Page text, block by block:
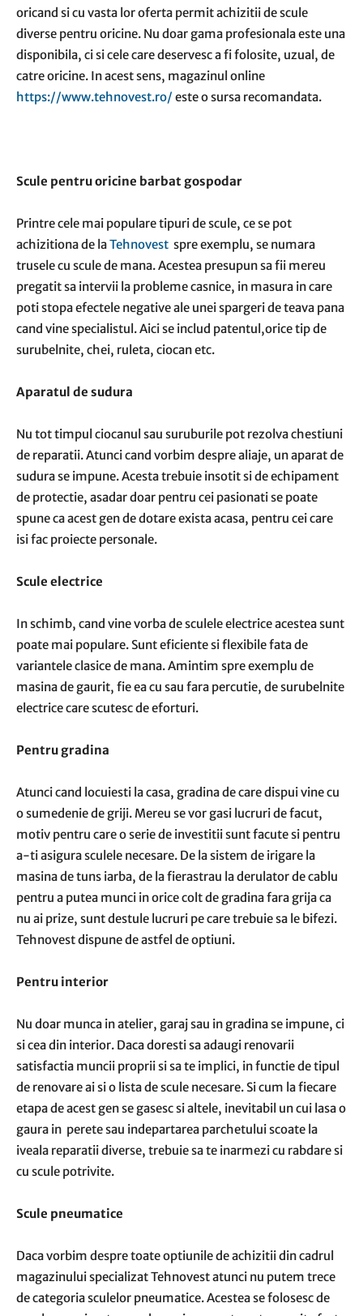
oricand si cu vasta lor oferta permit achizitii de scule
diverse pentru oricine. Nu doar gama profesionala este una
disponibila, ci si cele care deservesc a fi folosite, uzual, de
catre oricine. In acest sens, magazinul online
https://www.tehnovest.ro/ este o sursa recomandata.
Scule pentru oricine barbat gospodar
Printre cele mai populare tipuri de scule, ce se pot
achizitiona de laTehnovest spre exemplu, se numara
trusele cu scule de mana. Acestea presupun sa fii mereu
pregatit sa intervii la probleme casnice, in masura in care
poti stopa efectele negative ale unei spargeri de teava pana
cand vine specialistul. Aici se includ patentul,orice tip de
surubelnite, chei, ruleta, ciocan etc.
Aparatul de sudura
Nu tot timpul ciocanul sau suruburile pot rezolva chestiuni
de reparatii. Atunci cand vorbim despre aliaje, un aparat de
sudura se impune. Acesta trebuie insotit si de echipament
de protectie, asadar doar pentru cei pasionati se poate
spune ca acest gen de dotare exista acasa, pentru cei care
isi fac proiecte personale.
Scule electrice
In schimb, cand vine vorba de sculele electrice acestea sunt
poate mai populare. Sunt eficiente si flexibile fata de
variantele clasice de mana. Amintim spre exemplu de
masina de gaurit, fie ea cu sau fara percutie, de surubelnite
electrice care scutesc de eforturi.
Pentru gradina
Atunci cand locuiesti la casa, gradina de care dispui vine cu
o sumedenie de griji. Mereu se vor gasi lucruri de facut,
motiv pentru care o serie de investitii sunt facute si pentru
a-ti asigura sculele necesare. De la sistem de irigare la
masina de tuns iarba, de la fierastrau la derulator de cablu
pentru a putea munci in orice colt de gradina fara grija ca
nu ai prize, sunt destule lucruri pe care trebuie sa le bifezi.
Tehnovest dispune de astfel de optiuni.
Pentru interior
Nu doar munca in atelier, garaj sau in gradina se impune, ci
si cea din interior. Daca doresti sa adaugi renovarii
satisfactia muncii proprii si sa te implici, in functie de tipul
de renovare ai si o lista de scule necesare. Si cum la fiecare
etapa de acest gen se gasesc si altele, inevitabil un cui lasa o
gaura in perete sau indepartarea parchetului scoate la
iveala reparatii diverse, trebuie sa te inarmezi cu rabdare si
cu scule potrivite.
Scule pneumatice
Daca vorbim despre toate optiunile de achizitii din cadrul
magazinului specializat Tehnovest atunci nu putem trece
de categoria sculelor pneumatice. Acestea se folosesc de